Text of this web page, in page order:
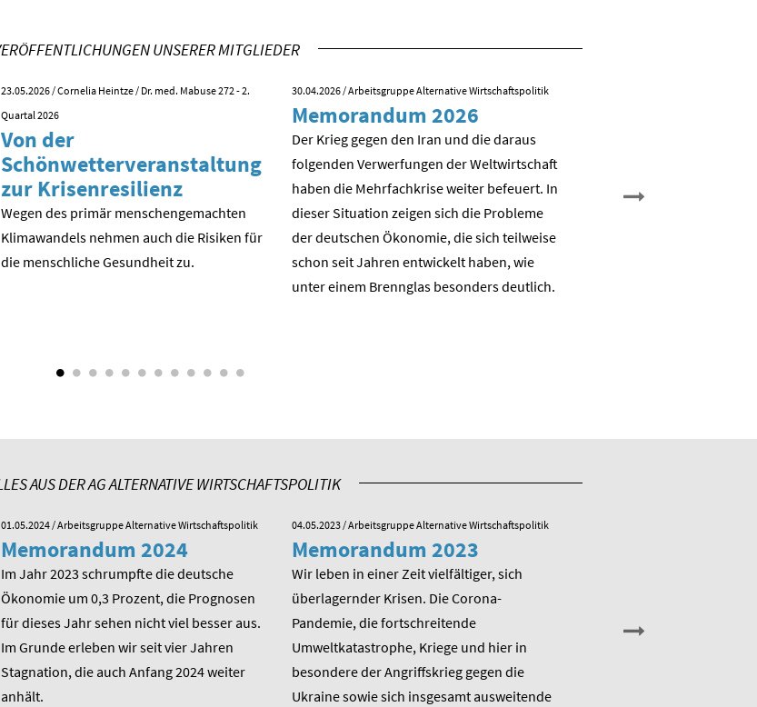
UNSERER MITGLIEDER
23.05.2026/ Cornelia Heintze / Dr. med. Mabuse 272 - 2.
Quartal 2026
Von der
Schönwetterveranstaltung
zur Krisenresilienz
Wegen des primär menschengemachten
Klimawandels nehmen auch die Risiken für
die menschliche Gesundheit zu.
30.04.2026/ Arbeitsgruppe Alternative Wirtschaftspolitik
Memorandum 2026
Der Krieg gegen den Iran und die daraus
folgenden Verwerfungen der Weltwirtschaft
haben die Mehrfachkrise weiter befeuert. In
dieser Situation zeigen sich die Probleme
der deutschen Ökonomie, die sich teilweise
schon seit Jahren entwickelt haben, wie
unter einem Brennglas besonders deutlich.
Nicht Deindustrialisierung,
AUS DER AG ALTERNATIVE WIRTSCHAFTSPOLITIK
01.05.2024/ Arbeitsgruppe Alternative Wirtschaftspolitik
Memorandum 2024
Im Jahr 2023 schrumpfte die deutsche
Ökonomie um 0,3 Prozent, die Prognosen
für dieses Jahr sehen nicht viel besser aus.
Im Grunde erleben wir seit vier Jahren
Stagnation, die auch Anfang 2024 weiter
anhält.
04.05.2023/ Arbeitsgruppe Alternative Wirtschaftspolitik
Memorandum 2023
Wir leben in einer Zeit vielfältiger, sich
überlagernder Krisen. Die Corona-
Pandemie, die fortschreitende
Umweltkatastrophe, Kriege und hier in
besondere der Angriffskrieg gegen die
Ukraine sowie sich insgesamt ausweitende
die Arbeitsgruppe